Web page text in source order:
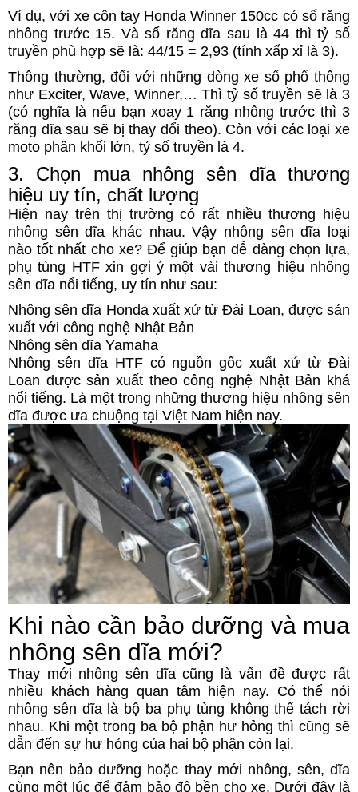
Ví dụ, với xe côn tay Honda Winner 150cc có số răng
nhông trước 15. Và số răng dĩa sau là 44 thì tỷ số
truyền phù hợp sẽ là: 44/15 = 2,93 (tính xấp xỉ là 3).
Thông thường, đối với những dòng xe số phổ thông
như Exciter, Wave, Winner,… Thì tỷ số truyền sẽ là 3
(có nghĩa là nếu bạn xoay 1 răng nhông trước thì 3
răng dĩa sau sẽ bị thay đổi theo). Còn với các loại xe
moto phân khối lớn, tỷ số truyền là 4.
3. Chọn mua nhông sên dĩa thương
hiệu uy tín, chất lượng
Hiện nay trên thị trường có rất nhiều thương hiệu
nhông sên dĩa khác nhau. Vậy nhông sên dĩa loại
nào tốt nhất cho xe? Để giúp bạn dễ dàng chọn lựa,
phụ tùng HTF xin gợi ý một vài thương hiệu nhông
sên dĩa nổi tiếng, uy tín như sau:
Nhông sên dĩa Honda xuất xứ từ Đài Loan, được sản
xuất với công nghệ Nhật Bản
Nhông sên dĩa Yamaha
Nhông sên dĩa HTF có nguồn gốc xuất xứ từ Đài
Loan được sản xuất theo công nghệ Nhật Bản khá
nổi tiếng. Là một trong những thương hiệu nhông sên
dĩa được ưa chuộng tại Việt Nam hiện nay.
Khi nào cần bảo dưỡng và mua
nhông sên dĩa mới?
Thay mới nhông sên dĩa cũng là vấn đề được rất
nhiều khách hàng quan tâm hiện nay. Có thể nói
nhông sên dĩa là bộ ba phụ tùng không thể tách rời
nhau. Khi một trong ba bộ phận hư hỏng thì cũng sẽ
dẫn đến sự hư hỏng của hai bộ phận còn lại.
Bạn nên bảo dưỡng hoặc thay mới nhông, sên, dĩa
cùng một lúc để đảm bảo độ bền cho xe. Dưới đây là